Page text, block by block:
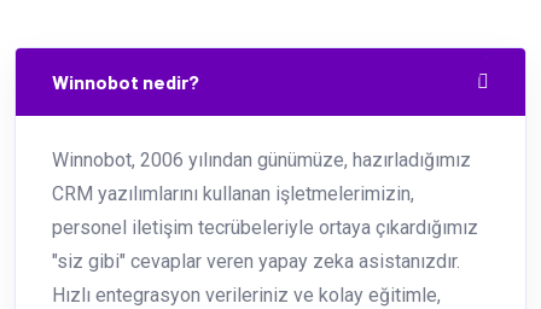
Winnobot nedir?
Winnobot, 2006 yılından günümüze, hazırladığımız
CRM yazılımlarını kullanan işletmelerimizin,
personel iletişim tecrübeleriyle ortaya çıkardığımız
"siz gibi" cevaplar veren yapay zeka asistanızdır.
Hızlı entegrasyon verileriniz ve kolay eğitimle,